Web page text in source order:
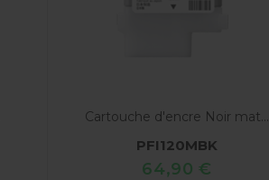
Cartouche d'encre Noir mat...
PFI120MBK
64,90 €